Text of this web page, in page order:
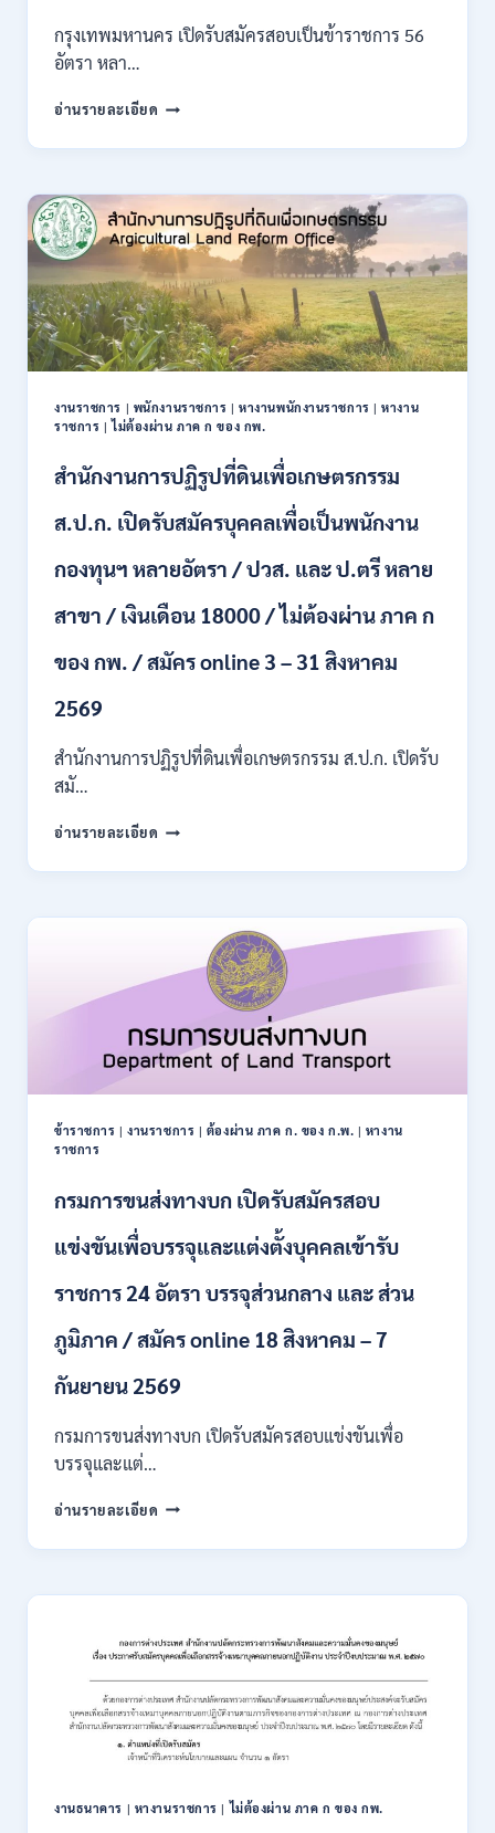
สมัคร
ONLINE
26
กรุงเทพมหานคร เปิดรับสมัครสอบเป็นข้าราชการ 56
อัตรา หลา…
อ่านรายละเอียด กรุงเทพมหานคร
รับ
สอบ
เป็น
ข้าราชการ
56
อัตรา
หลาย
ตำแหน่ง
/
ปวช.
ป.ตรี
หลาย
/
ต้อง
ภาค
ของ
/
–
28780
10
21
2569
งานราชการ | พนักงานราชการ |หางานพนักงานราชการ |หางาน
ราชการ |ไม่ต้องผ่าน ภาค ก ของ กพ.
สำนักงานการปฏิรูปที่ดินเพื่อเกษตรกรรม
ส.ป.ก. เปิดรับสมัครบุคคลเพื่อเป็นพนักงาน
กองทุนฯ หลายอัตรา / ปวส. และ ป.ตรี หลาย
สาขา / เงินเดือน 18000 / ไม่ต้องผ่าน ภาค ก
ของ กพ. / สมัคร online 3 – 31 สิงหาคม
2569
สำนักงานการปฏิรูปที่ดินเพื่อเกษตรกรรม ส.ป.ก. เปิดรับ
สมั…
อ่านรายละเอียด สำนักงาน
ปฏิรูป
เพื่อ
เกษตรกรรม
เปิด
สมัคร
บุคคล
เพื่อ
เป็น
กอง
อัตรา
ปวส.
ป.ตรี
สาขา
เงิน
/
ผ่าน
กพ.
สมัคร
ONLINE
–
31
สิงหาคม
ข้าราชการ |งานราชการ | ต้องผ่าน ภาค ก. ของ ก.พ. | หางาน
ราชการ
กรมการขนส่งทางบก เปิดรับสมัครสอบ
แข่งขันเพื่อบรรจุและแต่งตั้งบุคคลเข้ารับ
ราชการ 24 อัตรา บรรจุส่วนกลาง และ ส่วน
ภูมิภาค / สมัคร online 18 สิงหาคม – 7
กันยายน 2569
กรมการขนส่งทางบก เปิดรับสมัครสอบแข่งขันเพื่อ
บรรจุและแต่…
อ่านรายละเอียด กรม
ขนส่ง
บก
รับ
สมัคร
สอบ
แข่งขัน
เพื่อ
บรรจุ
ตั้ง
งานธนาคาร | หางานราชการ |ไม่ต้องผ่าน ภาค ก ของ กพ.